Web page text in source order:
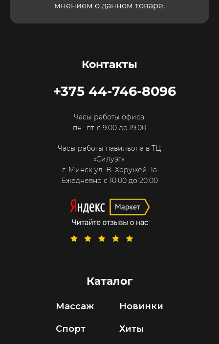
мнением о данном товаре.
Контакты
+375 44-746-8096
Часы работы офиса:
пн.–пт. с 9:00 до 19:00
Часы работы павильона в ТЦ
«Силуэт»:
г. Минск ул. В. Хоружей, 1а
Ежедневно с 10:00 до 20:00
Каталог
Массаж
Спорт
Новинки
Хиты